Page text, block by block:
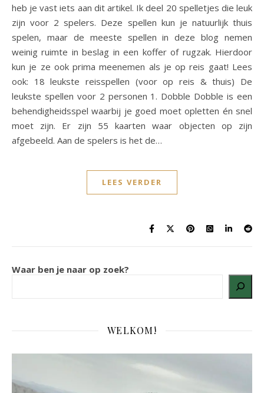
heb je vast iets aan dit artikel. Ik deel 20 spelletjes die leuk
zijn voor 2 spelers. Deze spellen kun je natuurlijk thuis
spelen, maar de meeste spellen in deze blog nemen
weinig ruimte in beslag in een koffer of rugzak. Hierdoor
kun je ze ook prima meenemen als je op reis gaat! Lees
ook: 18 leukste reisspellen (voor op reis & thuis) De
leukste spellen voor 2 personen 1. Dobble Dobble is een
behendigheidsspel waarbij je goed moet opletten én snel
moet zijn. Er zijn 55 kaarten waar objecten op zijn
afgebeeld. Aan de spelers is het de…
LEES VERDER
Waar ben je naar op zoek?
WELKOM!